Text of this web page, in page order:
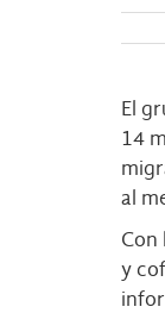
El
14
al
Con
y